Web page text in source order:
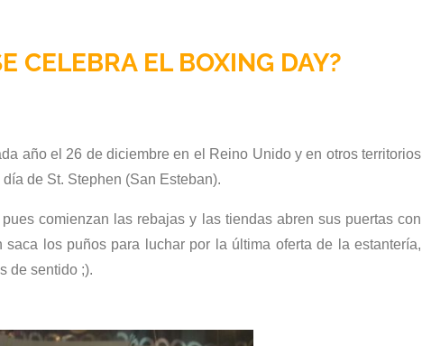
CELEBRA EL BOXING DAY?
año el 26 de diciembre en el Reino Unido y en otros territorios
de St. Stephen (San Esteban).
comienzan las rebajas y las tiendas abren sus puertas con
los puños para luchar por la última oferta de la estantería,
de sentido ;).